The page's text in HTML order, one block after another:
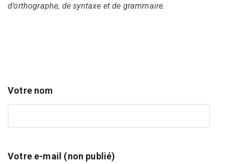
d’orthographe, de syntaxe et de grammaire.
Votre nom
Votre e-mail (non publié)